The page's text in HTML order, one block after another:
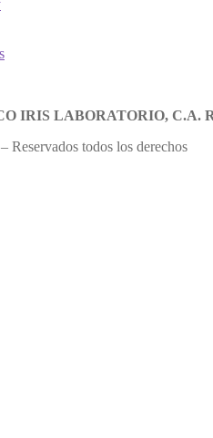
IRIS LABORATORIO, C.A.
– Reservados todos los derechos